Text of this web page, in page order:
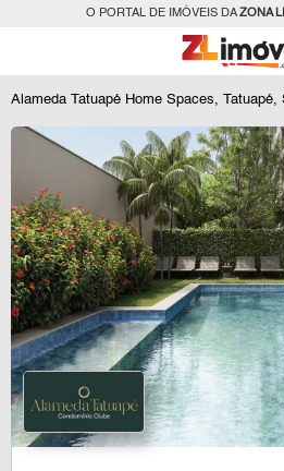
O PORTAL DE IMÓVEIS DAZONA
Alameda Tatuapé Home Spaces, Tatuapé,